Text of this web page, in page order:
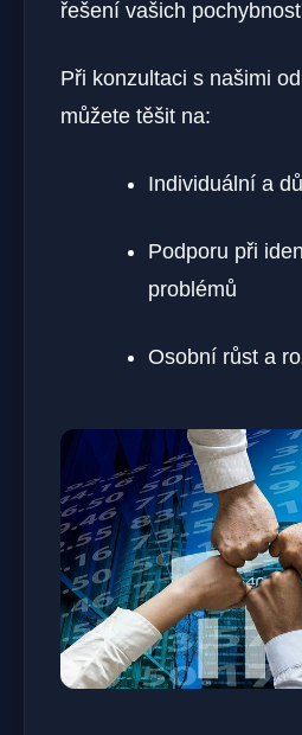
řešení vašich
Při konzultaci s našimi
můžete těšit na:
Individuální a
Podporu při
problémů
Osobní růst a